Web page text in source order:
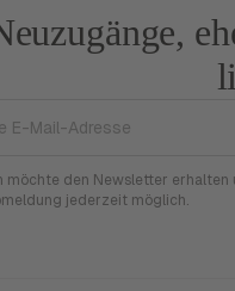
möchte den Newsletter erhalten
jederzeit möglich.